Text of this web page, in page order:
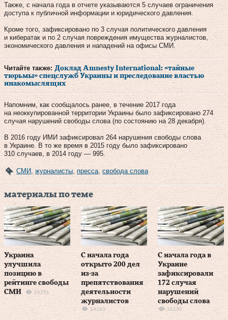
Также, с начала года в отчете указываются 5 случаев ограничения
доступа к публичной информации и юридического давления.
Кроме того, зафиксировано по 3 случая политического давления
и кибератак и по 2 случая повреждения имущества журналистов,
экономического давления и нападений на офисы СМИ.
Читайте также: Доклад Amnesty International: «тайные
тюрьмы» спецслужб Украины и преследование властью
инакомыслящих
Напомним, как сообщалось ранее, в течение 2017 года
на неоккупированной территории Украины было зафиксировано 274
случая нарушений свободы слова (по состоянию на 28 декабря).
В 2016 году ИМИ зафиксировал 264 нарушения свободы слова
в Украине. В то же время в 2015 году было зафиксировано
310 случаев, в 2014 году — 995.
СМИ журналисты пресса свобода слова
материалы по теме
Украина
улучшила
позицию в
рейтинге свободы
СМИ
24151
С начала года
открыто 200 дел
из-за
препятствования
деятельности
журналистов
14193
С начала года в
Украине
зафиксировали
172 случая
нарушений
свободы слова
16135